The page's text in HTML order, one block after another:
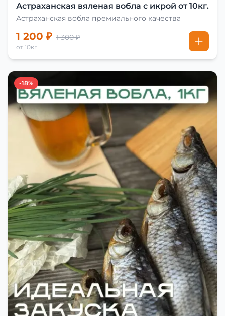
Астраханская вяленая вобла с икрой от 10кг.
Астраханская вобла премиального качества
1 200 ₽ 1 300 ₽
от 10кг
-18%